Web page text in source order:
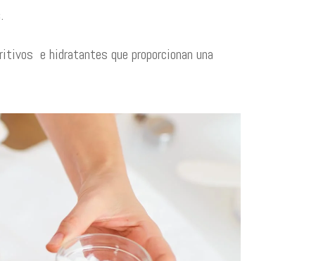
e hidratantes que proporcionan una